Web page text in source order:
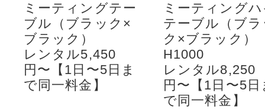
ミーティングテー
ブル（ブラック×
ブラック）
レンタル5,450
円〜【1日〜5日ま
で同一料金】
ミーティング
テーブル（ブラ
ク×ブラック）
H1000
レンタル8,250
円〜【1日〜5日
で同一料金】